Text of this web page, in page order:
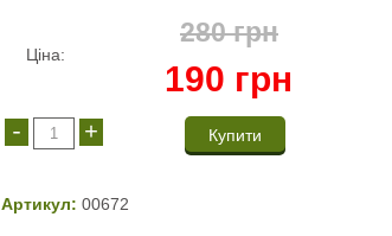
Ціна:
280 грн
190 грн
- +
Артикул: 00672